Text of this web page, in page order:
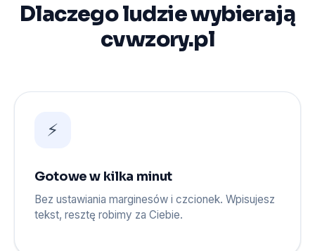
Dlaczego ludzie wybierają
cvwzory.pl
⚡
Gotowe w kilka minut
Bez ustawiania marginesów i czcionek. Wpisujesz
tekst, resztę robimy za Ciebie.